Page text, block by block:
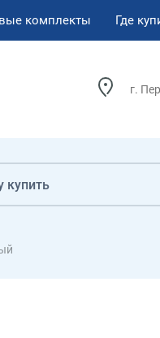
комплекты Где
г.